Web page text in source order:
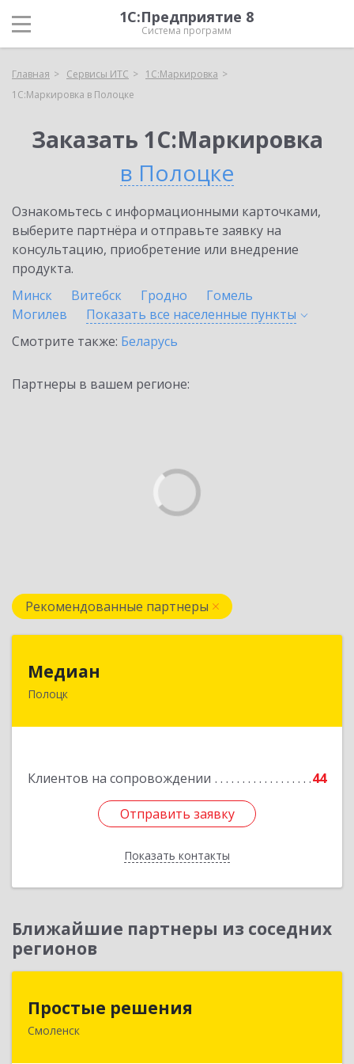
1С:Предприятие 8
Система программ
Главная Сервисы ИТС
1С:Маркировка
1С:Маркировка в Полоцке
Заказать 1С:Маркировка
в Полоцке
Ознакомьтесь с информационными карточками,
выберите партнёра и отправьте заявку на
консультацию, приобретение или внедрение
продукта.
Минск
Витебск Гродно
Гомель
Могилев
Показать все населенные пункты
Смотрите также: Беларусь
Партнеры в вашем регионе:
Рекомендованные партнеры
Медиан
Полоцк
Клиентов на сопровождении 44
Отправить заявку
Показать контакты
Отправить заявку
Назад
Ближайшие партнеры из соседних
регионов
Простые решения
Смоленск
214015, Смоленская обл, Смоленск г, Большая